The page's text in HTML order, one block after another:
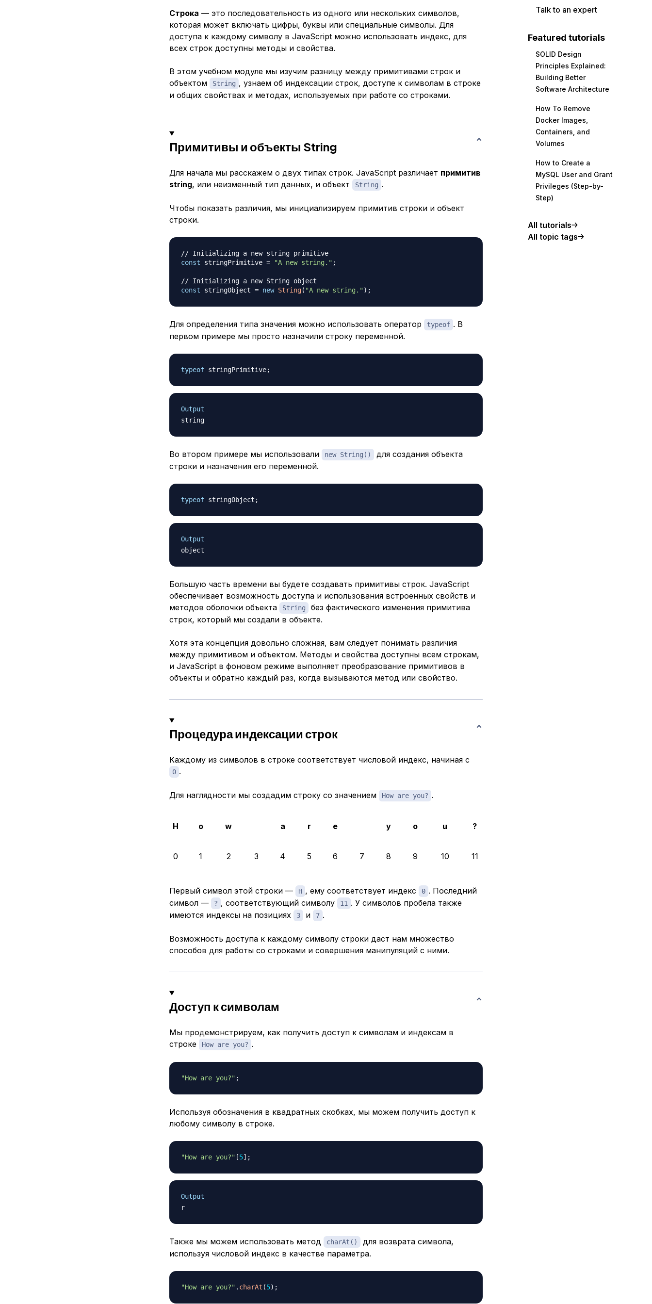
Строка — это последовательность из одного или нескольких символов,
которая может включать цифры, буквы или специальные символы. Для
доступа к каждому символу в JavaScript можно использовать индекс, для
всех строк доступны методы и свойства.
В этом учебном модуле мы изучим разницу между примитивами строк и
объектом
String , узнаем об индексации строк, доступе к символам в строке
и общих свойствах и методах, используемых при работе со строками.
Примитивы и объекты String
Для начала мы расскажем о двух типах строк. JavaScript различает примитив
string, или неизменный тип данных, и объект String .
Чтобы показать различия, мы инициализируем примитив строки и объект
строки.
// Initializing a new string primitive
const stringPrimitive = "A new string." ;
// Initializing a new String object
const stringObject = new String( "A new string.") ;
Для определения типа значения можно использовать оператор typeof . В
первом примере мы просто назначили строку переменной.
typeof stringPrimitive;
Output
string
Во втором примере мы использовали new String()
для создания объекта
строки и назначения его переменной.
typeof stringObject ;
Output
Большую часть времени вы будете создавать примитивы строк. JavaScript
обеспечивает возможность доступа и использования встроенных свойств и
методов оболочки объекта
String
без фактического изменения примитива
строк, который мы создали в объекте.
Хотя эта концепция довольно сложная, вам следует понимать различия
между примитивом и объектом. Методы и свойства доступны всем строкам,
и JavaScript в фоновом режиме выполняет преобразование примитивов в
объекты и обратно каждый раз, когда вызываются метод или свойство.
Процедура индексации строк
Каждому из символов в строке соответствует числовой индекс, начиная с
0 .
Для наглядности мы создадим строку со значением How are you? .
H o w a r e y o u ?
0 1 2 3 4 5 6 7 8 9 10 11
Первый символ этой строки — H , ему соответствует индекс 0 . Последний
символ —
? , соответствующий символу 11 . У символов пробела также
имеются индексы на позициях
3 и 7 .
Возможность доступа к каждому символу строки даст нам множество
способов для работы со строками и совершения манипуляций с ними.
Доступ к символам
Мы продемонстрируем, как получить доступ к символам и индексам в
строке
How are you? .
"How are you?" ;
Используя обозначения в квадратных скобках, мы можем получить доступ к
любому символу в строке.
"How are you?" [5] ;
Output
r
Также мы можем использовать метод charAt()
для возврата символа,
используя числовой индекс в качестве параметра.
"How are you?" . charAt (5) ;
Talk to an expert
Featured tutorials
SOLID Design
Principles Explained:
Building Better
Software Architecture
How To Remove
Docker Images,
Containers, and
Volumes
How to Create a
MySQL User and Grant
Privileges (Step-by-
Step)
All tutorials
All topic tags